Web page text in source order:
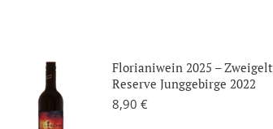
Florianiwein 2025 – Zweigelt
Reserve Junggebirge 2022
8,90 €